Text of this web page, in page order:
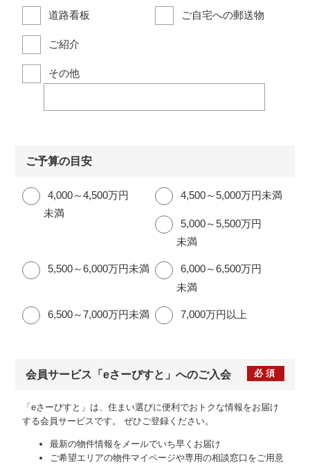
道路看板 ご自宅への郵送物
ご紹介
その他
ご予算の目安
4,000～4,500万円
未満
4,500～5,000万円未満
5,000～5,500万円
未満
5,500～6,000万円未満
6,000～6,500万円
未満
6,500～7,000万円未満 7,000万円以上
会員サービス 「eさーぴすと」へのご入会 必須
「eさーぴすと」は、住まい選びに便利でおトクな情報をお届け
する会員サービスです。
ぜひご登録ください。
最新の物件情報をメールでいち早くお届け
ご希望エリアの物件マイページや専用の相談窓口をご用意